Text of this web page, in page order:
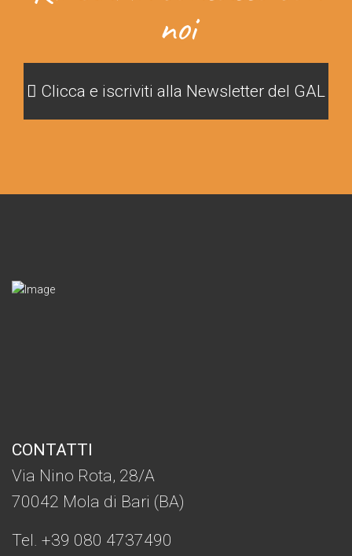
noi
Clicca e iscriviti alla Newsletter del GAL
CONTATTI
Via Nino Rota, 28/A
70042 Mola di Bari (BA)
Tel. +39 080 4737490